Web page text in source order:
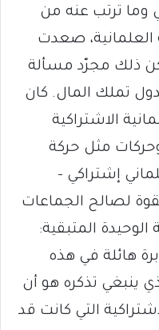
وما ترتب عنه من
العلمانية، صعدت
ذلك مجرّد مسألة
تملك المال. كان
الاشتراكية
مثل حركة
إشتراكي –
لصالح الجماعات
الوحيدة المتبقية:
هائلة في هذه
ينبغي تذكره هو أن
التي كانت قد